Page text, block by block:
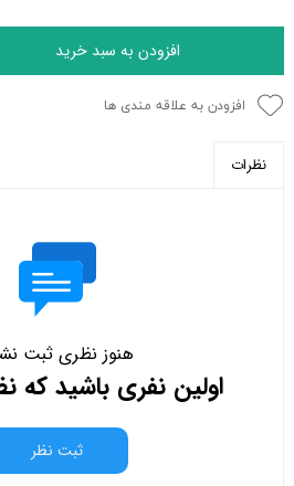
افزودن به سبد خرید
افزودن به علاقه مندی ها
نظرات
هنوز نظری ثبت
اولین نفری باشید که
ثبت نظر